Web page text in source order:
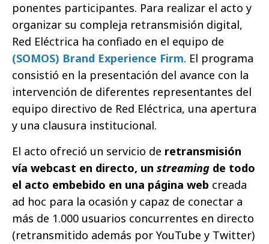
ponentes participantes. Para realizar el acto y
organizar su compleja retransmisión digital,
Red Eléctrica ha confiado en el equipo de
(SOMOS) Brand Experience Firm. El programa
consistió en la presentación del avance con la
intervención de diferentes representantes del
equipo directivo de Red Eléctrica, una apertura
y una clausura institucional.
El acto ofreció un servicio de retransmisión
vía webcast en directo, un streaming de todo
el acto embebido en una página web creada
ad hoc para la ocasión y capaz de conectar a
más de 1.000 usuarios concurrentes en directo
(retransmitido además por YouTube y Twitter)